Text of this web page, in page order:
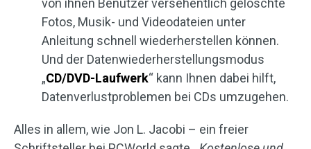
von ihnen Benutzer versehentlich gelöschte
Fotos, Musik- und Videodateien unter
Anleitung schnell wiederherstellen können.
Und der Datenwiederherstellungsmodus
„CD/DVD-Laufwerk“ kann Ihnen dabei hilft,
Datenverlustproblemen bei CDs umzugehen.
Alles in allem, wie Jon L. Jacobi – ein freier